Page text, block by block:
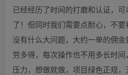
已经经历了时间的打磨和认证，
了！但同时我们需要点耐心，不
没有什么大问题，大约一单的佣
劳多得，每次操作也不用多长时
压力，想做就做，项目绿色正规